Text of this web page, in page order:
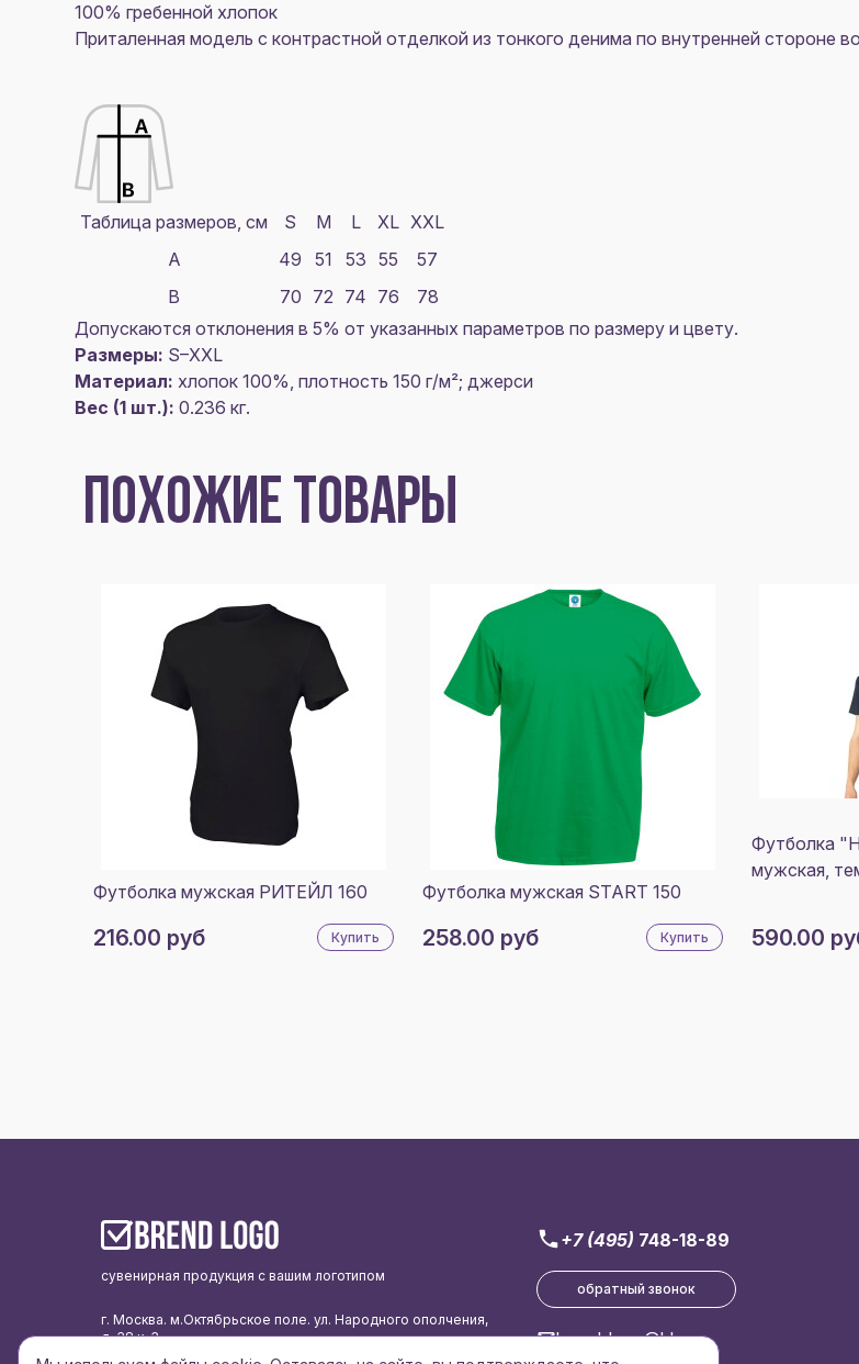
100% гребенной хлопок
Приталенная модель с контрастной отделкой из тонкого денима по внутренней стороне
Таблица размеров, см S M L XL XXL
A
49 51 53 55
57
B
70 72 74 76
78
Допускаются отклонения в 5% от указанных параметров по размеру и цвету.
Размеры: S–XXL
Материал: хлопок 100%, плотность 150 г/м²; джерси
Вес (1 шт.): 0.236 кг.
ПОХОЖИЕ ТОВАРЫ
Футболка мужская РИТЕЙЛ 160
216.00 руб Купить
Футболка мужская START 150
258.00 руб Купить
Футболка
мужская,
590.00
сувенирная продукция с вашим логотипом
г. Москва. м.Октябрьское поле. ул. Народного ополчения,
д. 38 к. 3
+7 (495) 748-18-89
обратный звонок
brend-logo@bk.ru